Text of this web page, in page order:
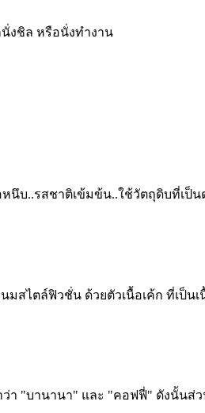
งชิล หรือนั่งทำงาน
นึบ..รสชาติเข้มข้น..ใช้วัตถุดิบที่เป็น
ขนมสไตล์ฟิวชั่น ด้วยตัวเนื้อเค้ก ที่
ำว่า "บานานา" และ "คอฟฟี่" ดังนั้น